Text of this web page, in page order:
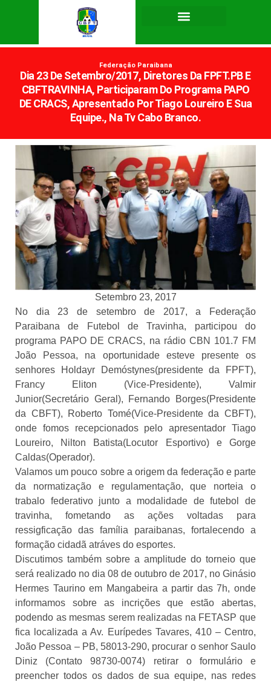
Federação Paraibana
Dia 23 De Setembro/2017, Diretores Da FPFT.PB E
CBFTRAVINHA, Participaram Do Programa PAPO
DE CRACS, Apresentado Por Tiago Loureiro E Sua
Equipe., Na Tv Cabo Branco.
Setembro 23, 2017
No dia 23 de setembro de 2017, a Federação
Paraibana de Futebol de Travinha, participou do
programa PAPO DE CRACS, na rádio CBN 101.7 FM
João Pessoa, na oportunidade esteve presente os
senhores Holdayr Demóstynes(presidente da FPFT),
Francy Eliton (Vice-Presidente), Valmir
Junior(Secretário Geral), Fernando Borges(Presidente
da CBFT), Roberto Tomé(Vice-Presidente da CBFT),
onde fomos recepcionados pelo apresentador Tiago
Loureiro, Nilton Batista(Locutor Esportivo) e Gorge
Caldas(Operador).
Valamos um pouco sobre a origem da federação e parte
da normatização e regulamentação, que norteia o
trabalo federativo junto a modalidade de futebol de
travinha, fometando as ações voltadas para
ressigficação das família paraibanas, fortalecendo a
formação cidadã atráves do esportes.
Discutimos também sobre a amplitude do torneio que
será realizado no dia 08 de outubro de 2017, no Ginásio
Hermes Taurino em Mangabeira a partir das 7h, onde
informamos sobre as incrições que estão abertas,
podendo as mesmas serem realizadas na FETASP que
fica localizada a Av. Eurípedes Tavares, 410 – Centro,
João Pessoa – PB, 58013-290, procurar o senhor Saulo
Diniz (Contato 98730-0074) retirar o formulário e
preencher todos os dados de sua equipe, nas redes